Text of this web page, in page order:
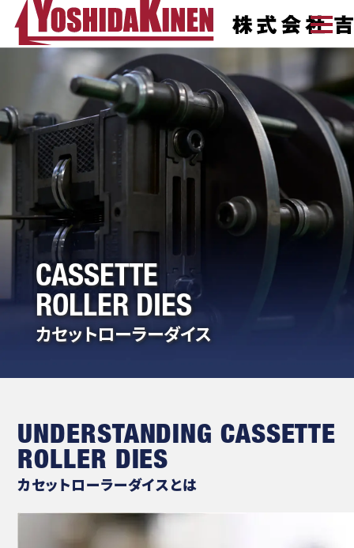
CASSETTE
ROLLER DIES
カセットローラーダイス
UNDERSTANDING CASSETTE
ROLLER DIES
カセットローラーダイスとは